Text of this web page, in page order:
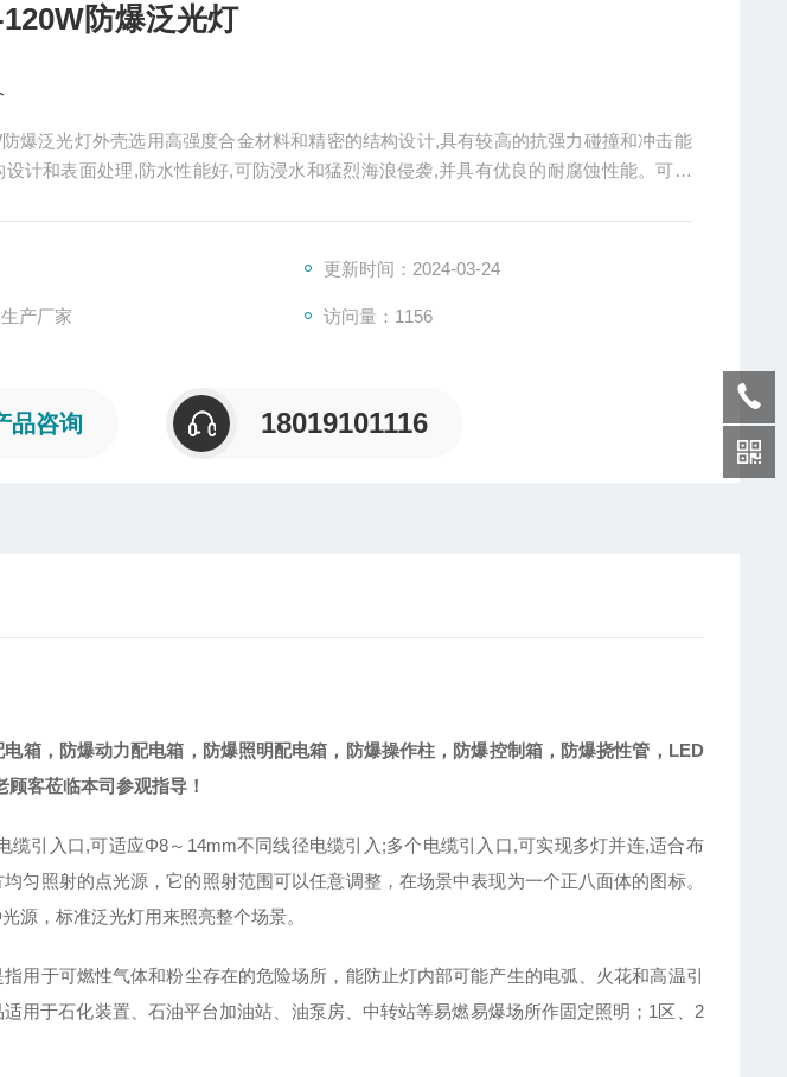
防爆泛光灯
防爆泛光灯外壳选用高强度合金材料和精密的结构设计,具有较高的抗强力碰撞和冲击能
设计和表面处理,防水性能好,可防浸水和猛烈海浪侵袭,并具有优良的耐腐蚀性能。可选
更新时间：2024-03-24
产厂家 访问量：1156
品咨询 18019101116
箱，防爆动力配电箱，防爆照明配电箱，防爆操作柱，防爆控制箱，防爆挠性管， LED
客莅临本司参观指导！
缆引入口,可适应Φ8～14mm不同线径电缆引入;多个电缆引入口,可实现多灯并连,适合布
匀照射的点光源，它的照射范围可以任意调整，在场景中表现为一个正八面体的图标。
源，标准泛光灯用来照亮整个场景。
用于可燃性气体和粉尘存在的危险场所，能防止灯内部可能产生的电弧、火花和高温引
用于石化装置、石油平台加油站、油泵房、中转站等易燃易爆场所作固定照明；1区、2